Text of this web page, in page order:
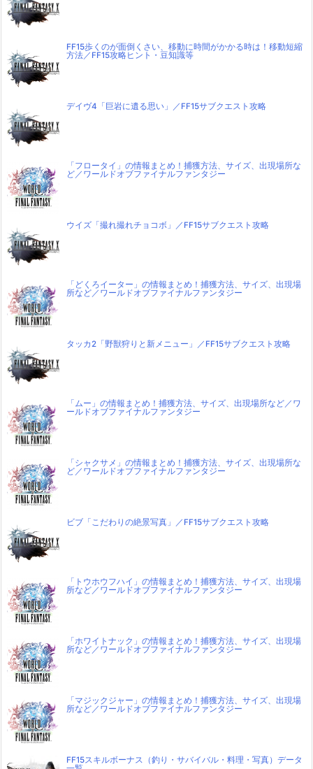
FF15歩くのが面倒くさい、移動に時間がかかる時は！移動短縮
方法／FF15攻略ヒント・豆知識等
デイヴ4「巨岩に遺る思い」／FF15サブクエスト攻略
「フロータイ」の情報まとめ！捕獲方法、サイズ、出現場所な
ど／ワールドオブファイナルファンタジー
ウイズ「撮れ撮れチョコボ」／FF15サブクエスト攻略
「どくろイーター」の情報まとめ！捕獲方法、サイズ、出現場
所など／ワールドオブファイナルファンタジー
タッカ2「野獣狩りと新メニュー」／FF15サブクエスト攻略
「ムー」の情報まとめ！捕獲方法、サイズ、出現場所など／ワ
ールドオブファイナルファンタジー
「シャクサメ」の情報まとめ！捕獲方法、サイズ、出現場所な
ど／ワールドオブファイナルファンタジー
ビブ「こだわりの絶景写真」／FF15サブクエスト攻略
「トウホウフハイ」の情報まとめ！捕獲方法、サイズ、出現場
所など／ワールドオブファイナルファンタジー
「ホワイトナック」の情報まとめ！捕獲方法、サイズ、出現場
所など／ワールドオブファイナルファンタジー
「マジックジャー」の情報まとめ！捕獲方法、サイズ、出現場
所など／ワールドオブファイナルファンタジー
FF15スキルボーナス（釣り・サバイバル・料理・写真）データ